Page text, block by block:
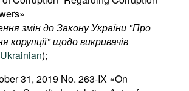
зміндоЗаконуУкраїни "Про
корупції"щодовикривачів
Ukrainian);
31, 2019 No. 263-IX «On